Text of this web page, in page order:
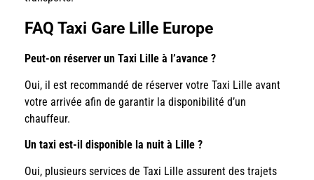
FAQ Taxi Gare Lille Europe
Peut-on réserver un Taxi Lille à l’avance ?
Oui, il est recommandé de réserver votre Taxi Lille avant
votre arrivée afin de garantir la disponibilité d’un
chauffeur.
Un taxi est-il disponible la nuit à Lille ?
Oui, plusieurs services de Taxi Lille assurent des trajets